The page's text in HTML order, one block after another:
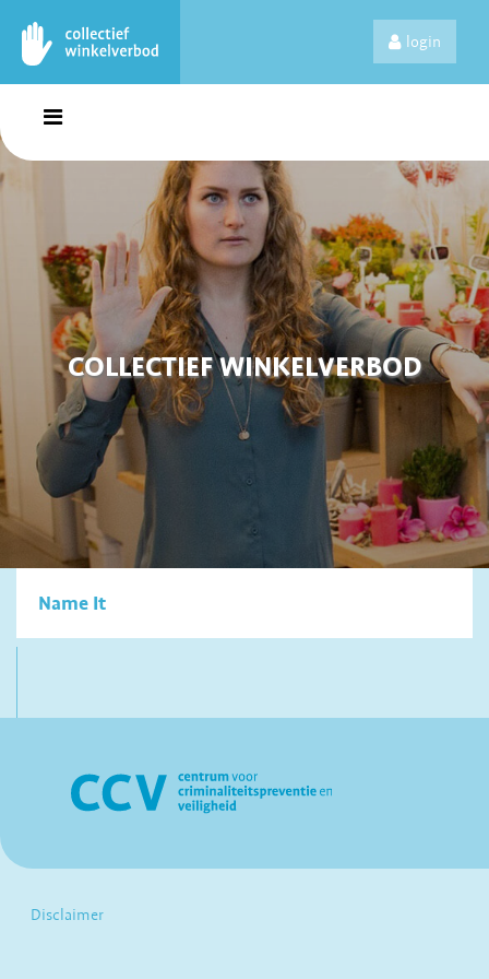
login
COLLECTIEF WINKELVERBOD
Name It
Disclaimer